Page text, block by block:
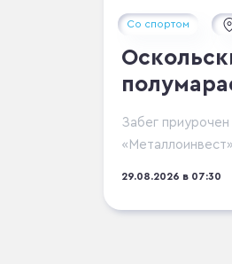
Со спортом
Забег
«Металлоинвест»
29.08.2026 в 07:30